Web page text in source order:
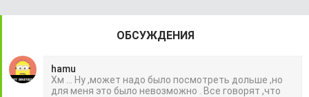
ОБСУЖДЕНИЯ
hamu
Хм ... Ну ,может надо было посмотреть дольше ,но
для меня это было невозможно . Все говорят ,что